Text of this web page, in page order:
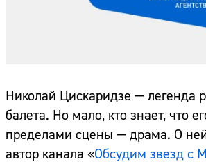
Николай Цискаридзе — легенда
балета. Но мало, кто знает, что
пределами сцены — драма. О
автор канала «Обсудим звезд с